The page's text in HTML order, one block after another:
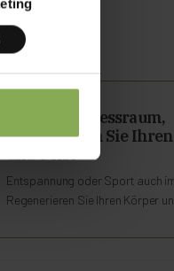
Sauna & Fitnessraum,
regenerieren Sie
und Geist
Entspannung oder Sport auch
Regenerieren Sie Ihren Körper